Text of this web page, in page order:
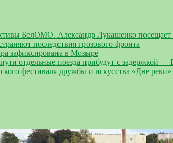
БелОМО. Александр Лукашенко
последствия грозового фронта
зафиксирована в Мозыре
пути отдельные поезда прибудут с задержкой
фестиваля дружбы и искусства «Две